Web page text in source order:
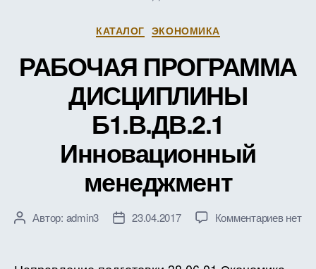
Рубрики
КАТАЛОГ ЭКОНОМИКА
РАБОЧАЯ ПРОГРАММА
ДИСЦИПЛИНЫ
Б1.В.ДВ.2.1
Инновационный
менеджмент
АвторАвтор: admin3
Дата23.04.2017 Комментариевк
нет